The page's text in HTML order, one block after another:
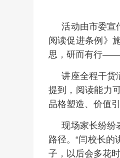
活动由市委宣
阅读促进条例》
思，研而有行——
讲座全程干货
提到，阅读能力
品格塑造、价值
现场家长纷纷
路径。“闫校长
子，以后会多花